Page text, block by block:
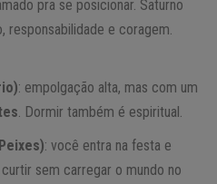
pra se posicionar. Saturno
e coragem.
: empolgação alta, mas com um
. Dormir também é espiritual.
: você entra na festa e
sem carregar o mundo no